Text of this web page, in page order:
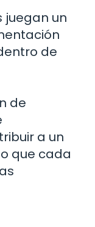
juegan un
de
de
a un
que cada